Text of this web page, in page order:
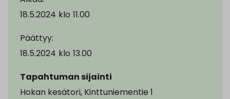
18.5.2024 klo 11.00
Päättyy:
18.5.2024 klo 13.00
Tapahtuman sijainti
Hokan kesätori, Kinttuniementie 1